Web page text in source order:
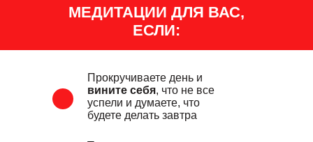
Прокручиваете день и
вините себя, что не все
успели и думаете, что
будете делать завтра
МЕДИТАЦИИ ДЛЯ ВАС,
ЕСЛИ: